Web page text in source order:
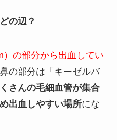
の辺？
の部分から出血してい
の部分は「キーゼルバ
さんの毛細血管が集合
出血しやすい場所にな